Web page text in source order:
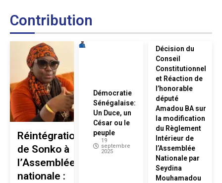
Contribution
Réintégration
de Sonko à
l’Assemblée
nationale :
Démocratie
Sénégalaise:
Un Duce, un
César ou le
peuple
19
septembre
2025
Décision du
Conseil
Constitutionnel
et Réaction de
l’honorable
député
Amadou BA sur
la modification
du Règlement
Intérieur de
l’Assemblée
Nationale par
Seydina
Mouhamadou